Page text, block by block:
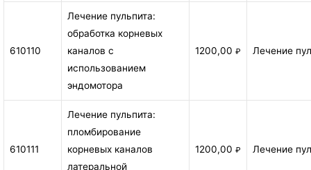
610110
Лечение пульпита:
обработка корневых
каналов с
использованием
эндомотора
1200,00 ₽ Лечение
610111
Лечение пульпита:
пломбирование
корневых каналов
латеральной
1200,00 ₽ Лечение